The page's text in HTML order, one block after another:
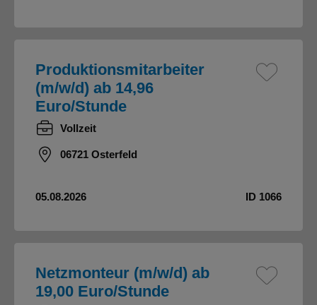
Produktionsmitarbeiter
(m/w/d) ab 14,96
Euro/Stunde
Vollzeit
06721 Osterfeld
05.08.2026 ID 1066
Netzmonteur (m/w/d) ab
19,00 Euro/Stunde